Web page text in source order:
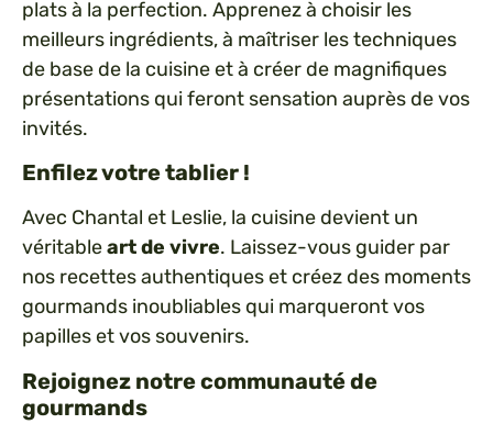
plats à la perfection. Apprenez à choisir les
meilleurs ingrédients, à maîtriser les techniques
de base de la cuisine et à créer de magnifiques
présentations qui feront sensation auprès de vos
invités.
Enfilez votre tablier !
Avec Chantal et Leslie, la cuisine devient un
véritableart de vivre. Laissez-vous guider par
nos recettes authentiques et créez des moments
gourmands inoubliables qui marqueront vos
papilles et vos souvenirs.
Rejoignez notre communauté de
gourmands